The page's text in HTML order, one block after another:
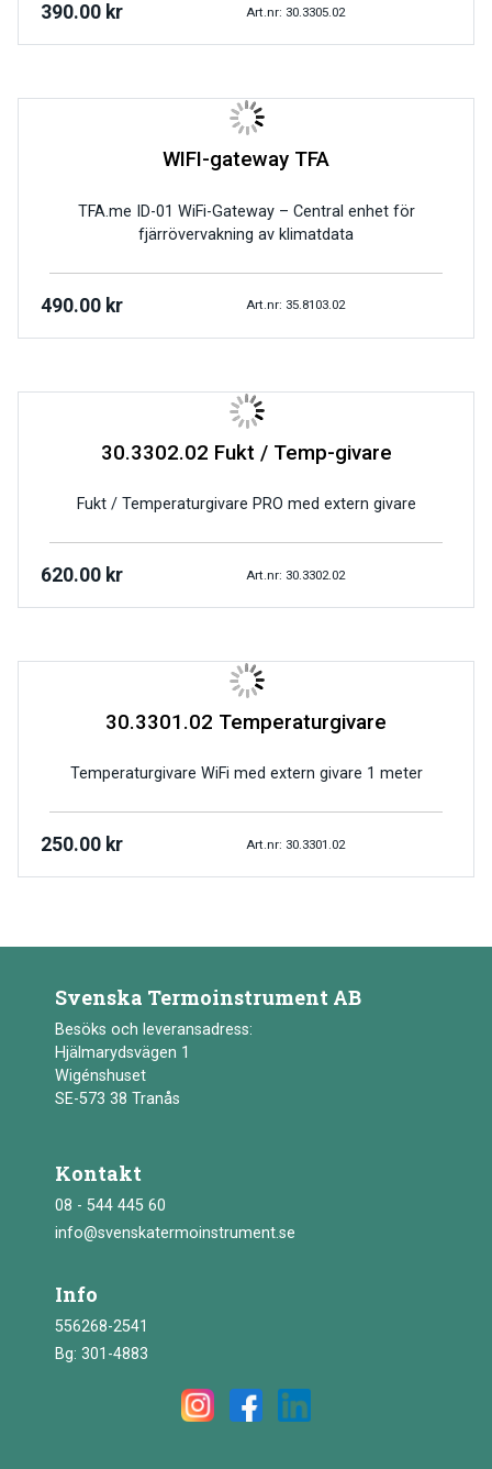
390.00 kr Art.nr: 30.3305.02
WIFI-gateway TFA
TFA.me ID-01 WiFi-Gateway – Central enhet för
fjärrövervakning av klimatdata
490.00 kr Art.nr: 35.8103.02
30.3302.02 Fukt / Temp-givare
Fukt / Temperaturgivare PRO med extern givare
620.00 kr Art.nr: 30.3302.02
30.3301.02 Temperaturgivare
Temperaturgivare WiFi med extern givare 1 meter
250.00 kr Art.nr: 30.3301.02
Svenska Termoinstrument AB
Besöks och leveransadress:
Hjälmarydsvägen 1
Wigénshuset
SE-573 38 Tranås
Kontakt
08 - 544 445 60
info@svenskatermoinstrument.se
Info
556268-2541
Bg: 301-4883